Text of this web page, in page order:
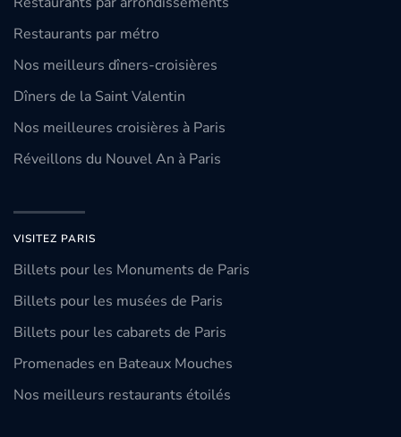
Restaurants par métro
Nos meilleurs dîners-croisières
Dîners de la Saint Valentin
Nos meilleures croisières à Paris
Réveillons du Nouvel An à Paris
VISITEZ PARIS
Billets pour les Monuments de Paris
Billets pour les musées de Paris
Billets pour les cabarets de Paris
Promenades en Bateaux Mouches
Nos meilleurs restaurants étoilés